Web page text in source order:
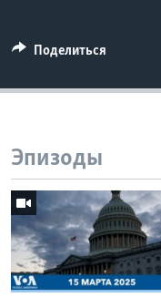
Поделиться
Эпизоды